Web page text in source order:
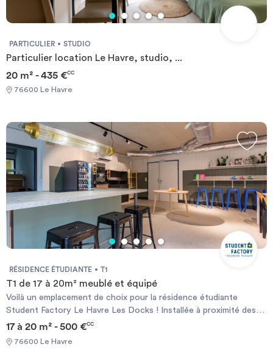
PARTICULIER STUDIO
Particulier location Le Havre, studio, ...
20 m² - 435 €CC
76600 Le Havre
RÉSIDENCE ÉTUDIANTE T1
T1 de 17 à 20m² meublé et équipé
Voilà un emplacement de choix pour la résidence étudiante
Student Factory Le Havre Les Docks ! Installée à proximité des
écoles et des facultés, elle permet de rejoindre le centre-ville en
quelques minutes pour profiter du Havre et de sa vie étudiante.
Pour répondre aux besoins de tous, elle propose 190 logements,
17 à 20 m² - 500 €CC
76600 Le Havre